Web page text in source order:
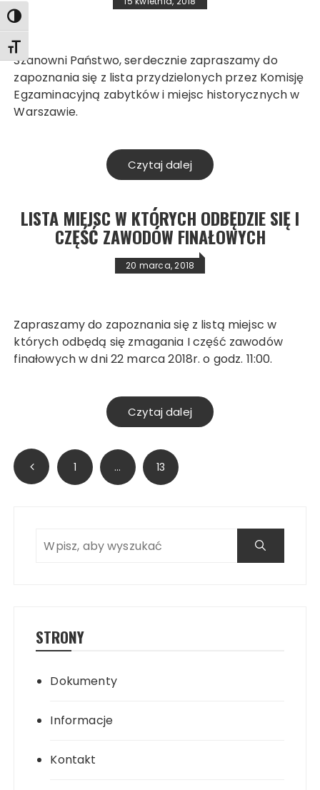
Toggle High Contrast
Toggle Font size
Szanowni Państwo, serdecznie zapraszamy do
zapoznania się z lista przydzielonych przez Komisję
Egzaminacyjną zabytków i miejsc historycznych w
Warszawie.
Czytaj dalej
LISTA MIEJSC W KTÓRYCH ODBĘDZIE SIĘ I
CZĘŚĆ ZAWODÓW FINAŁOWYCH
20 marca, 2018
Zapraszamy do zapoznania się z listą miejsc w
których odbędą się zmagania I część zawodów
finałowych w dni 22 marca 2018r. o godz. 11:00.
Czytaj dalej
Stronicowanie
wpisów1 … 13
STRONY
Dokumenty
Informacje
Kontakt